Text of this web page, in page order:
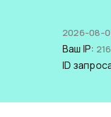
2026-08-
Ваш IP:
ID